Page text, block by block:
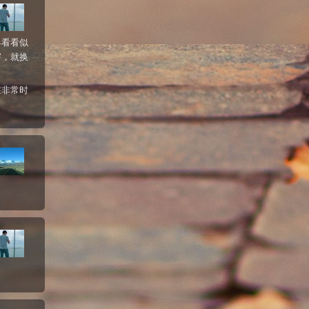
看似
就换
常时